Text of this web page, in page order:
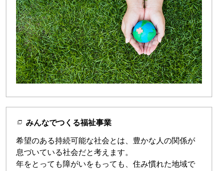
みんなでつくる福祉事業
希望のある持続可能な社会とは、豊かな人の関係が
息づいている社会だと考えます。
年をとっても障がいをもっても、住み慣れた地域で